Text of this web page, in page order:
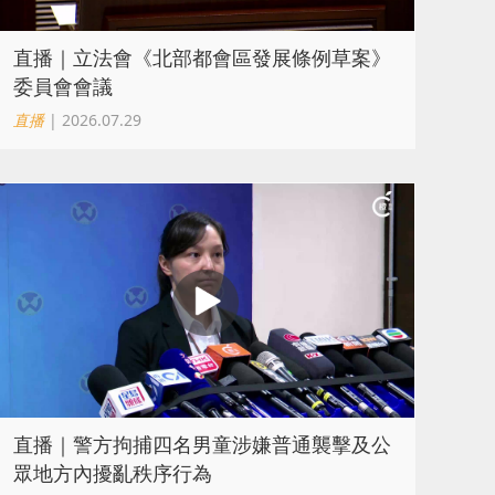
直播｜立法會《北部都會區發展條例草案》
委員會會議
直播| 2026.07.29
直播｜警方拘捕四名男童涉嫌普通襲擊及公
眾地方內擾亂秩序行為